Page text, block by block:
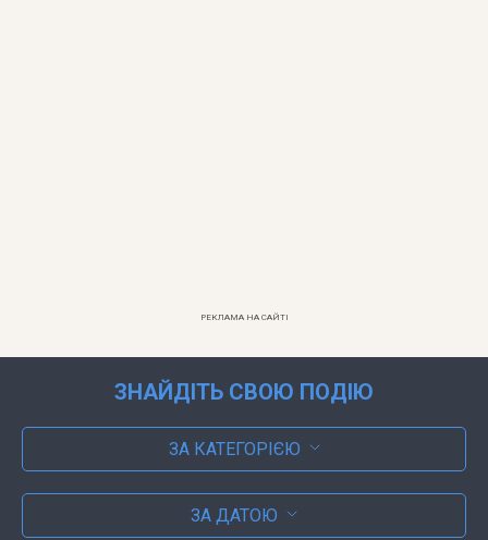
РЕКЛАМА НА САЙТІ
ЗНАЙДІТЬ СВОЮ ПОДІЮ
ЗА КАТЕГОРІЄЮ
ЗА ДАТОЮ